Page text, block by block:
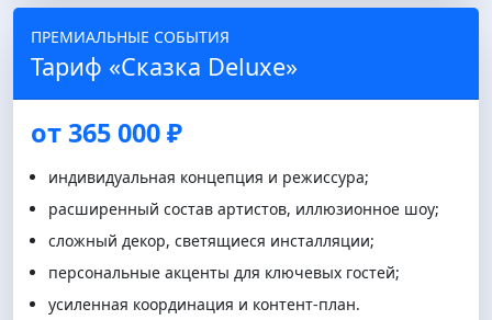
ПРЕМИАЛЬНЫЕ СОБЫТИЯ
Тариф «Сказка Deluxe»
от 365 000 ₽
индивидуальная концепция и режиссура;
расширенный состав артистов, иллюзионное шоу;
сложный декор, светящиеся инсталляции;
персональные акценты для ключевых гостей;
усиленная координация и контент-план.